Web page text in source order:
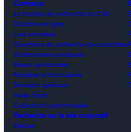
Contenus
Le moteur de recherche du CAIJ
Doctrine en ligne
Lois annotées
Questions de recherche documentées
Dictionnaires juridiques
Bases de données
Modèles et formulaires
Dossiers spéciaux
Index Scott
Collections patrimoniales
Recherche sur le site corporatif
Médias